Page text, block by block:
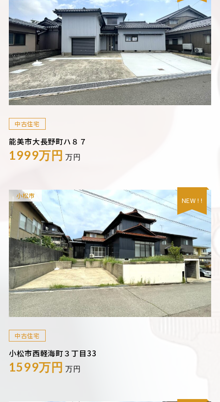
中古住宅
能美市大長野町ハ８７
1999万円 万円
小松市
NEW ! !
中古住宅
小松市西軽海町３丁目33
1599万円 万円